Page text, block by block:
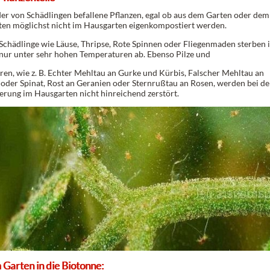
von Schädlingen befallene Pflanzen, egal ob aus dem Garten oder dem
möglichst nicht im Hausgarten eigenkompostiert werden.
wie Läuse, Thripse, Rote Spinnen oder Fliegenmaden sterben
unter sehr hohen Temperaturen ab. Ebenso Pilze und
wie z. B. Echter Mehltau an Gurke und Kürbis, Falscher Mehltau an
Spinat, Rost an Geranien oder Sternrußtau an Rosen, werden bei
im Hausgarten nicht hinreichend zerstört.
Garten in die Biotonne: